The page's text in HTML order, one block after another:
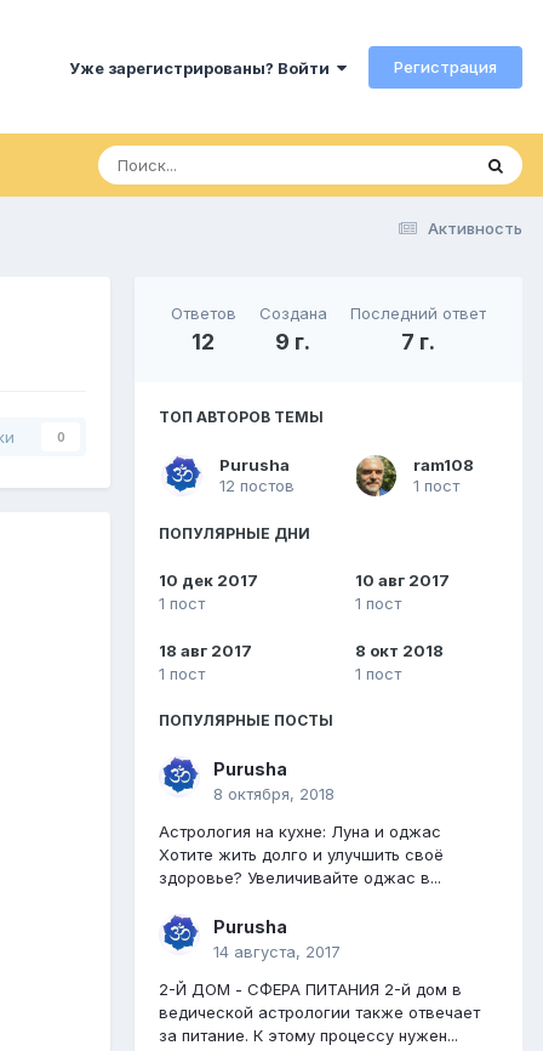
Уже зарегистрированы? Войти Регистрация
Активность
0
Ответов
12
Создана
9 г.
Последний ответ
7 г.
ТОП АВТОРОВ ТЕМЫ
Purusha
12 постов
ram108
1 пост
ПОПУЛЯРНЫЕ ДНИ
10 дек 2017
1 пост
10 авг 2017
1 пост
18 авг 2017
1 пост
8 окт 2018
1 пост
ПОПУЛЯРНЫЕ ПОСТЫ
Purusha
8 октября, 2018
Астрология на кухне: Луна и оджас
Хотите жить долго и улучшить своё
здоровье? Увеличивайте оджас в...
Purusha
14 августа, 2017
2-Й ДОМ - СФЕРА ПИТАНИЯ 2-й дом в
ведической астрологии также отвечает
за питание. К этому процессу нужен...